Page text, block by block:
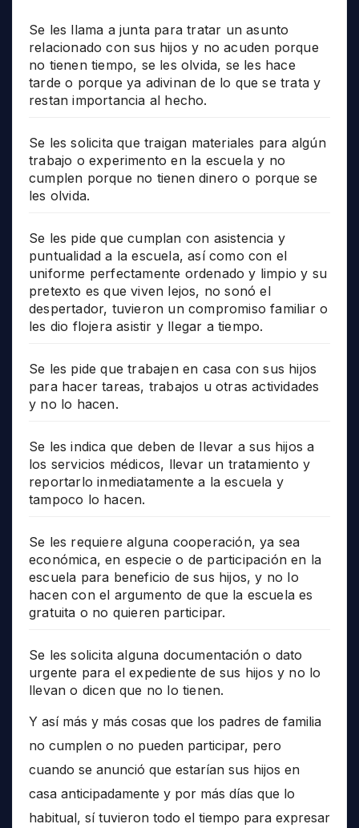
Se les llama a junta para tratar un asunto
relacionado con sus hijos y no acuden porque
no tienen tiempo, se les olvida, se les hace
tarde o porque ya adivinan de lo que se trata y
restan importancia al hecho.
Se les solicita que traigan materiales para algún
trabajo o experimento en la escuela y no
cumplen porque no tienen dinero o porque se
les olvida.
Se les pide que cumplan con asistencia y
puntualidad a la escuela, así como con el
uniforme perfectamente ordenado y limpio y su
pretexto es que viven lejos, no sonó el
despertador, tuvieron un compromiso familiar o
les dio flojera asistir y llegar a tiempo.
Se les pide que trabajen en casa con sus hijos
para hacer tareas, trabajos u otras actividades
y no lo hacen.
Se les indica que deben de llevar a sus hijos a
los servicios médicos, llevar un tratamiento y
reportarlo inmediatamente a la escuela y
tampoco lo hacen.
Se les requiere alguna cooperación, ya sea
económica, en especie o de participación en la
escuela para beneficio de sus hijos, y no lo
hacen con el argumento de que la escuela es
gratuita o no quieren participar.
Se les solicita alguna documentación o dato
urgente para el expediente de sus hijos y no lo
llevan o dicen que no lo tienen.
Y así más y más cosas que los padres de familia
no cumplen o no pueden participar, pero
cuando se anunció que estarían sus hijos en
casa anticipadamente y por más días que lo
habitual, sí tuvieron todo el tiempo para expresar